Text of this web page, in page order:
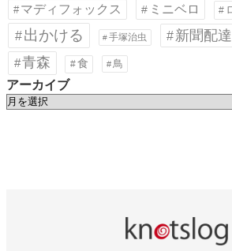
マディフォックス ミニベロ
出かける 手塚治虫 新聞配達
青森 食 鳥
アーカイブ
ア